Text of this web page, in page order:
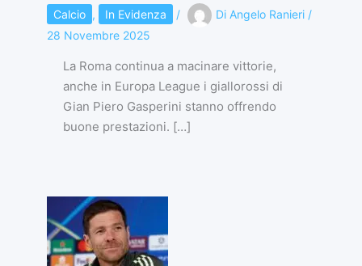
Calcio , In Evidenza / Di Angelo Ranieri /
28 Novembre 2025
La Roma continua a macinare vittorie,
anche in Europa League i giallorossi di
Gian Piero Gasperini stanno offrendo
buone prestazioni. […]